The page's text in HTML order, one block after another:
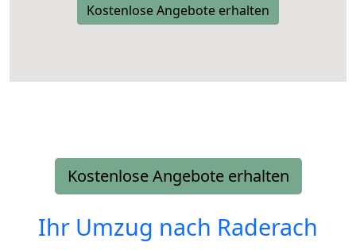
Kostenlose Angebote erhalten
Kostenlose Angebote erhalten
Ihr Umzug nach Raderach